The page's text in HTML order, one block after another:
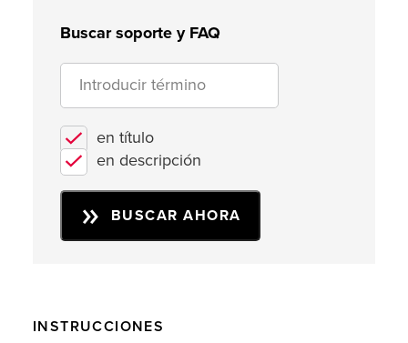
Buscar soporte y FAQ
en título
en descripción
BUSCAR AHORA
INSTRUCCIONES